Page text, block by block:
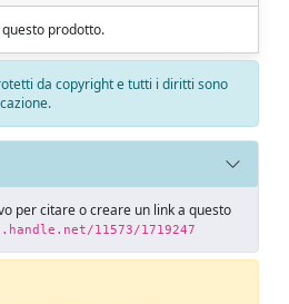
prodotto.
da copyright e tutti i diritti sono
per citare o creare un link a questo
11573/1719247